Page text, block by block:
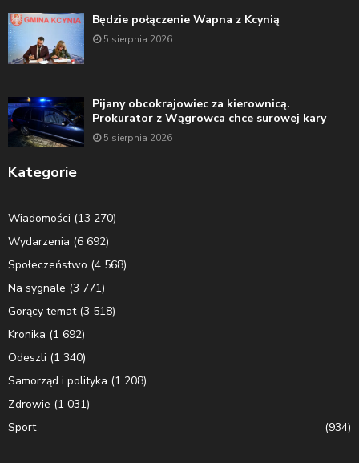
Będzie połączenie Wapna z Kcynią
5 sierpnia 2026
Pijany obcokrajowiec za kierownicą.
Prokurator z Wągrowca chce surowej kary
5 sierpnia 2026
Kategorie
Wiadomości (13 270)
Wydarzenia (6 692)
Społeczeństwo (4 568)
Na sygnale (3 771)
Gorący temat(3 518)
Kronika (1 692)
Odeszli (1 340)
Samorząd i polityka (1 208)
Zdrowie (1 031)
Sport
(934)